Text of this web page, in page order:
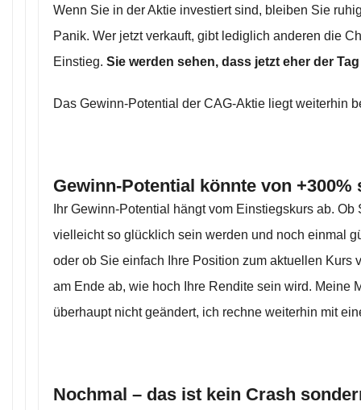
Wenn Sie in der Aktie investiert sind, bleiben Sie
Panik. Wer jetzt verkauft, gibt lediglich anderen die
Einstieg. Sie werden sehen, dass jetzt eher der
Das Gewinn-Potential der CAG-Aktie liegt weiterhin
Gewinn-Potential könnte von +300%
Ihr Gewinn-Potential hängt vom Einstiegskurs ab.
vielleicht so glücklich sein werden und noch einmal
oder ob Sie einfach Ihre Position zum aktuellen Kurs
am Ende ab, wie hoch Ihre Rendite sein wird. Meine
überhaupt nicht geändert, ich rechne weiterhin mit
Nochmal – das ist kein Crash